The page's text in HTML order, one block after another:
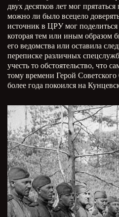
двух десятков лет мог
можно ли было всецело
источник в ЦРУ мог
которая тем или иным образом
его ведомства или оставила
переписке различных
учесть то обстоятельство, что
тому времени Герой
более года покоился на